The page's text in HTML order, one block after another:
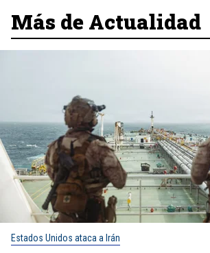
Más de Actualidad
Estados Unidos ataca a Irán